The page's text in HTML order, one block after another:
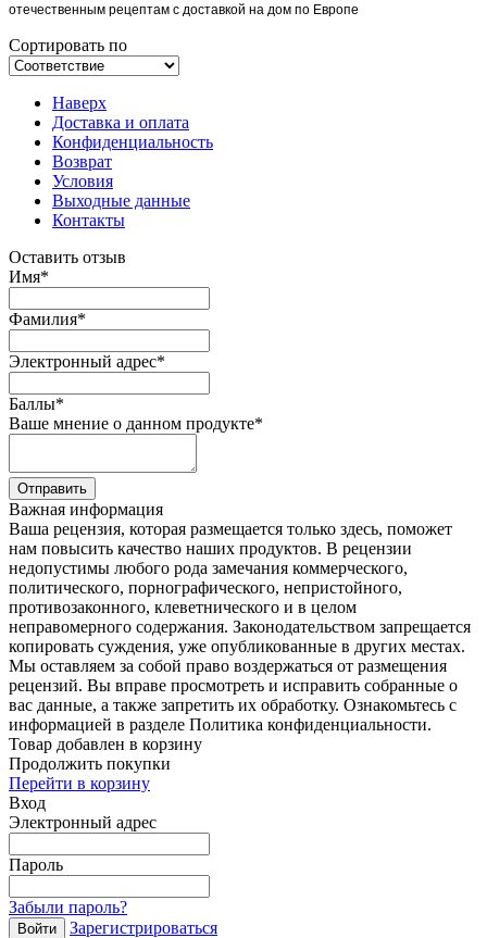
отечественным рецептам с доставкой на дом по Европе
Сортировать по
Наверх
Доставка и оплата
Конфиденциальность
Возврат
Условия
Выходные данные
Контакты
Оставить отзыв
Имя*
Фамилия*
Электронный адрес*
Баллы*
Ваше мнение о данном продукте*
Отправить
Важная информация
Ваша рецензия, которая размещается только здесь, поможет
нам повысить качество наших продуктов. В рецензии
недопустимы любого рода замечания коммерческого,
политического, порнографического, непристойного,
противозаконного, клеветнического и в целом
неправомерного содержания. Законодательством запрещается
копировать суждения, уже опубликованные в других местах.
Мы оставляем за собой право воздержаться от размещения
рецензий. Вы вправе просмотреть и исправить собранные о
вас данные, а также запретить их обработку. Ознакомьтесь с
информацией в разделе Политика конфиденциальности.
Товар добавлен в корзину
Продолжить покупки
Перейти в корзину
Вход
Электронный адрес
Пароль
Забыли пароль?
Войти
Зарегистрироваться